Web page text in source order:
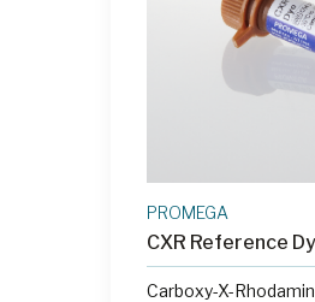
PROMEGA
CXR Reference
Carboxy-X-